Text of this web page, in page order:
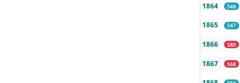
1864 548
1865 547
1866 580
1867 568